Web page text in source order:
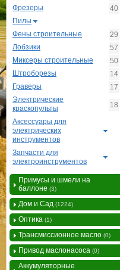
Фрезеры
40
Пилы
Фены строительные
29
Лобзики
57
Миксеры строительные
50
Штроборезы
14
Граверы
17
Электрические
краскопульты
18
Аксессуары для
электрических
инструментов
Запчасти для
электроинструментов
Примусы и шмели на
баллоне (3)
Дом и Сад (1224)
Оптика (1)
Трансмиссионное масло (0)
Привод маслонасоса (0)
Аккумуляторные